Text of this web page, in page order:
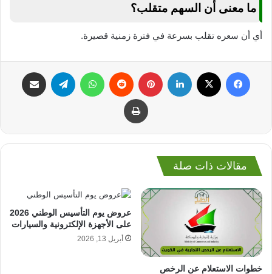
ما معنى أن السهم متقلب؟
أي أن سعره تقلب بسرعة في فترة زمنية قصيرة.
فيسبوك لينكدإن بينتيريست واتساب تيلقرام
طباعة
مقالات ذات صلة
خطوات الاستعلام عن الرخص
عروض يوم التأسيس الوطني 2026
على الأجهزة الإلكترونية والسيارات
أبريل 13, 2026